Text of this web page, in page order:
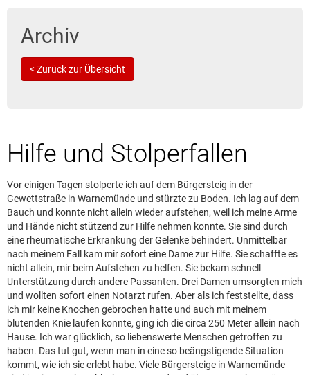
Leserbriefe lesen
Kontakt
Archiv
< Zurück zur Übersicht
Hilfe und Stolperfallen
Vor einigen Tagen stolperte ich auf dem Bürgersteig in der
Gewettstraße in Warnemünde und stürzte zu Boden. Ich lag auf dem
Bauch und konnte nicht allein wieder aufstehen, weil ich meine Arme
und Hände nicht stützend zur Hilfe nehmen konnte. Sie sind durch
eine rheumatische Erkrankung der Gelenke behindert. Unmittelbar
nach meinem Fall kam mir sofort eine Dame zur Hilfe. Sie schaffte es
nicht allein, mir beim Aufstehen zu helfen. Sie bekam schnell
Unterstützung durch andere Passanten. Drei Damen umsorgten mich
und wollten sofort einen Notarzt rufen. Aber als ich feststellte, dass
ich mir keine Knochen gebrochen hatte und auch mit meinem
blutenden Knie laufen konnte, ging ich die circa 250 Meter allein nach
Hause. Ich war glücklich, so liebenswerte Menschen getroffen zu
haben. Das tut gut, wenn man in eine so beängstigende Situation
kommt, wie ich sie erlebt habe. Viele Bürgersteige in Warnemünde